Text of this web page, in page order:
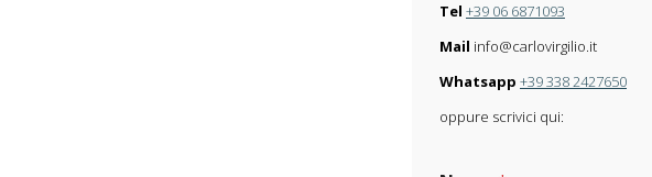
Tel +39 06 6871093
Mail info@carlovirgilio.it
Whatsapp +39 338 2427650
oppure scrivici qui: